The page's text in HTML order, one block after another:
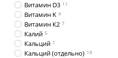
Витамин D3 11
Витамин K 4
Витамин К2 7
Калий 5
Кальций 1
Кальций (отдельно) 18